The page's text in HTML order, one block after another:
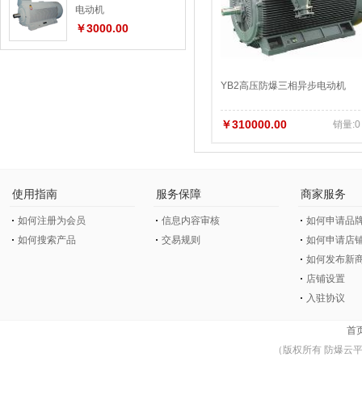
电动机
￥3000.00
YB2高压防爆三相异步电动机
￥310000.00 销量:0
使用指南
如何注册为会员
如何搜索产品
服务保障
信息内容审核
交易规则
商家服务
如何申请品
如何申请店
如何发布新
店铺设置
入驻协议
首
（版权所有 防爆